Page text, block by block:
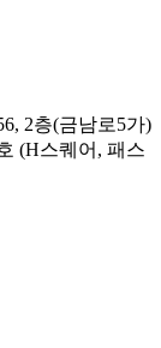
2층(금남로5가)
(H스퀘어, 패스